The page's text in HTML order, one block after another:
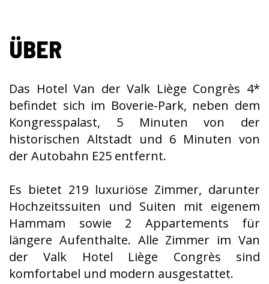
ÜBER
Das Hotel Van der Valk Liège Congrès 4*
befindet sich im Boverie-Park, neben dem
Kongresspalast, 5 Minuten von der
historischen Altstadt und 6 Minuten von
der Autobahn E25 entfernt.
Es bietet 219 luxuriöse Zimmer, darunter
Hochzeitssuiten und Suiten mit eigenem
Hammam sowie 2 Appartements für
längere Aufenthalte. Alle Zimmer im Van
der Valk Hotel Liège Congrès sind
komfortabel und modern ausgestattet.